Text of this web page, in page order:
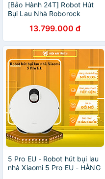
[Bảo Hành 24T] Robot Hút
Bụi Lau Nhà Roborock
18.500 Pa, Lau Sát Cạnh -
Chính Hãng
13.799.000 đ
5 Pro EU - Robot hút bụi lau
nhà Xiaomi 5 Pro EU - HÀNG